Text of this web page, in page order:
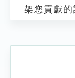
架您貢獻的